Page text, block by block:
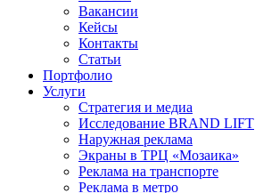
Вакансии
Кейсы
Контакты
Статьи
Портфолио
Услуги
Стратегия и медиа
Исследование BRAND LIFT
Наружная реклама
Экраны в ТРЦ «Мозаика»
Реклама на транспорте
Реклама в метро